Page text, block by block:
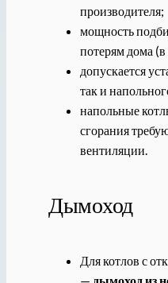
производителя;
мощность
потерям дома
допускается
так и
напольные
сгорания
вентиляции.
Дымоход
Для котлов с
— дымоход из